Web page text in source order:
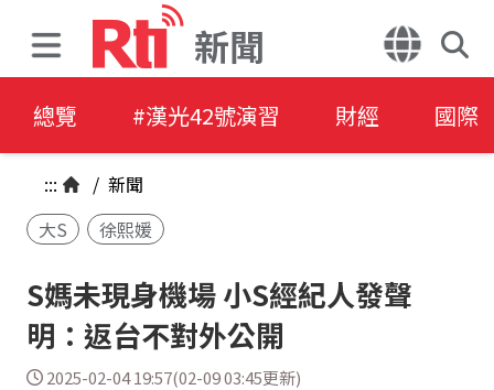
新聞
總覽 #漢光42號演習 財經 國際
::: / 新聞
大S
徐熙媛
S媽未現身機場 小S經紀人發聲
明：返台不對外公開
2025-02-04 19:57(02-09 03:45更新)